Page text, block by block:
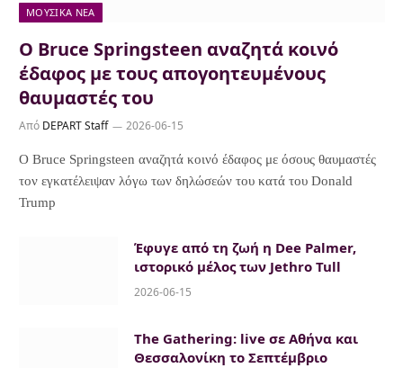
ΜΟΥΣΙΚΆ ΝΈΑ
Ο Bruce Springsteen αναζητά κοινό
έδαφος με τους απογοητευμένους
θαυμαστές του
Από DEPART Staff 2026-06-15
Ο Bruce Springsteen αναζητά κοινό έδαφος με όσους θαυμαστές
τον εγκατέλειψαν λόγω των δηλώσεών του κατά του Donald
Trump
Έφυγε από τη ζωή η Dee Palmer,
ιστορικό μέλος των Jethro Tull
2026-06-15
The Gathering: live σε Αθήνα και
Θεσσαλονίκη το Σεπτέμβριο